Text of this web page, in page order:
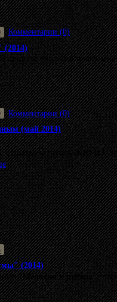
Комментарии (0)
(2014)
приняла участие в программе
Комментарии (0)
(май 2014)
создателем группыКРУИЗ,
.
(2014)
"Мелодии и ритмы",